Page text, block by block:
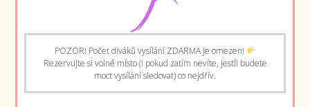
POZOR! Počet diváků vysílání ZDARMA je omezen!
Rezervujte si volné místo (i pokud zatím nevíte, jestli budete
moct vysílání sledovat) co nejdřív.